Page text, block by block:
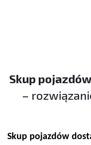
Skup pojazdów
–
Skup pojazdów